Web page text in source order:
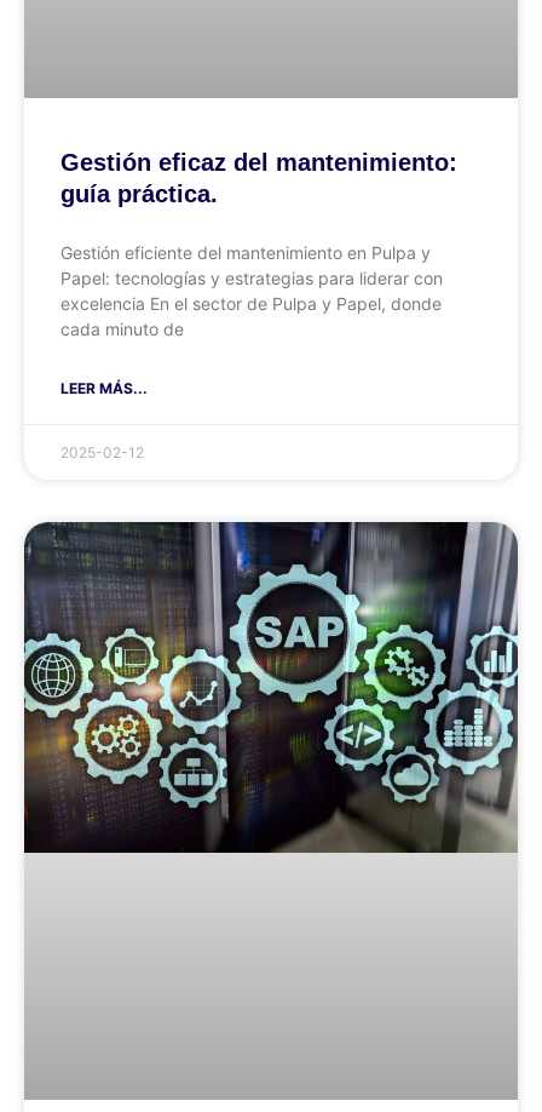
Gestión eficaz del mantenimiento:
guía práctica.
Gestión eficiente del mantenimiento en Pulpa y
Papel: tecnologías y estrategias para liderar con
excelencia En el sector de Pulpa y Papel, donde
cada minuto de
LEER MÁS...
2025-02-12